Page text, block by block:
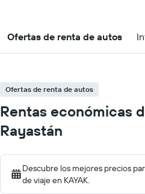
Ofertas de renta de autos
Ofertas de renta de autos
Rentas económicas
Rayastán
Descubre los mejores precios
de viaje en KAYAK.